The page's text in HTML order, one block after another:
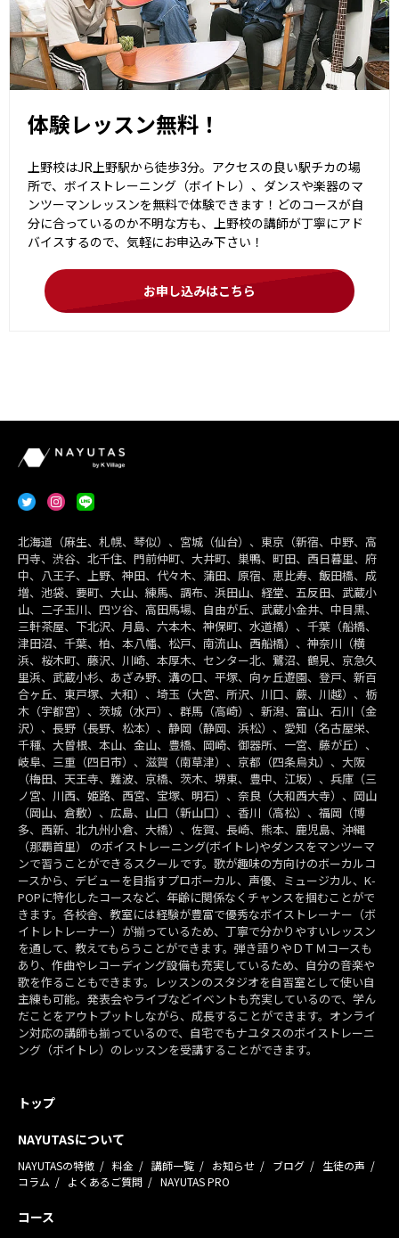
体験レッスン無料！
上野校はJR上野駅から徒歩3分。アクセスの良い駅チカの場
所で、ボイストレーニング（ボイトレ）、ダンスや楽器のマ
ンツーマンレッスンを無料で体験できます！どのコースが自
分に合っているのか不明な方も、上野校の講師が丁寧にアド
バイスするので、気軽にお申込み下さい！
お申し込みはこちら
北海道（麻生、札幌、琴似）、宮城（仙台）、東京（新宿、中野、高
円寺、渋谷、北千住、門前仲町、大井町、巣鴨、町田、西日暮里、府
中、八王子、上野、神田、代々木、蒲田、原宿、恵比寿、飯田橋、成
増、池袋、要町、大山、練馬、調布、浜田山、経堂、五反田、武蔵小
山、二子玉川、四ツ谷、高田馬場、自由が丘、武蔵小金井、中目黒、
三軒茶屋、下北沢、月島、六本木、神保町、水道橋）、千葉（船橋、
津田沼、千葉、柏、本八幡、松戸、南流山、西船橋）、神奈川（横
浜、桜木町、藤沢、川崎、本厚木、センター北、鷺沼、鶴見、京急久
里浜、武蔵小杉、あざみ野、溝の口、平塚、向ヶ丘遊園、登戸、新百
合ヶ丘、東戸塚、大和）、埼玉（大宮、所沢、川口、蕨、川越）、栃
木（宇都宮）、茨城（水戸）、群馬（高崎）、新潟、富山、石川（金
沢）、長野（長野、松本）、静岡（静岡、浜松）、愛知（名古屋栄、
千種、大曽根、本山、金山、豊橋、岡崎、御器所、一宮、藤が丘）、
岐阜、三重（四日市）、滋賀（南草津）、京都（四条烏丸）、大阪
（梅田、天王寺、難波、京橋、茨木、堺東、豊中、江坂）、兵庫（三
ノ宮、川西、姫路、西宮、宝塚、明石）、奈良（大和西大寺）、岡山
（岡山、倉敷）、広島、山口（新山口）、香川（高松）、福岡（博
多、西新、北九州小倉、大橋）、佐賀、長崎、熊本、鹿児島、沖縄
（那覇首里） のボイストレーニング(ボイトレ)やダンスをマンツーマ
ンで習うことができるスクールです。歌が趣味の方向けのボーカルコ
ースから、デビューを目指すプロボーカル、声優、ミュージカル、K-
POPに特化したコースなど、年齢に関係なくチャンスを掴むことがで
きます。各校舎、教室には経験が豊富で優秀なボイストレーナー（ボ
イトレトレーナー）が揃っているため、丁寧で分かりやすいレッスン
を通して、教えてもらうことができます。弾き語りやＤＴＭコースも
あり、作曲やレコーディング設備も充実しているため、自分の音楽や
歌を作ることもできます。レッスンのスタジオを自習室として使い自
主練も可能。発表会やライブなどイベントも充実しているので、学ん
だことをアウトプットしながら、成長することができます。オンライ
ン対応の講師も揃っているので、自宅でもナユタスのボイストレーニ
ング（ボイトレ）のレッスンを受講することができます。
トップ
NAYUTASについて
NAYUTASの特徴 料金 講師一覧 お知らせ ブログ
生徒の声
コラム
よくあるご質問 NAYUTAS PRO
コース